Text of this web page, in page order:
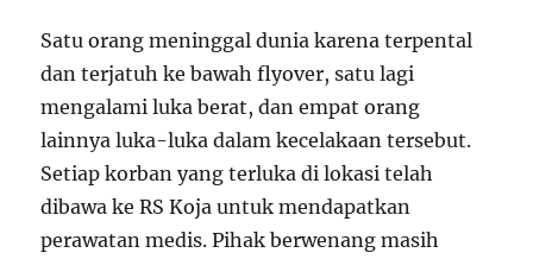
Satu orang meninggal dunia karena terpental
dan terjatuh ke bawah flyover, satu lagi
mengalami luka berat, dan empat orang
lainnya luka-luka dalam kecelakaan tersebut.
Setiap korban yang terluka di lokasi telah
dibawa ke RS Koja untuk mendapatkan
perawatan medis. Pihak berwenang masih